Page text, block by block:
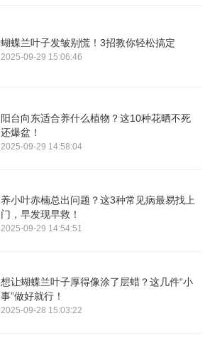
蝴蝶兰叶子发皱别慌！3招教你轻松搞定
2025-09-29 15:06:46
阳台向东适合养什么植物？这10种花晒不死
还爆盆！
2025-09-29 14:58:04
养小叶赤楠总出问题？这3种常见病最易找上
门，早发现早救！
2025-09-29 14:54:51
想让蝴蝶兰叶子厚得像涂了层蜡？这几件“小
事”做好就行！
2025-09-28 15:03:22